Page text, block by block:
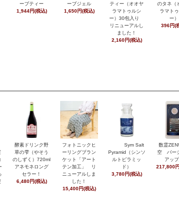
ーブティー
1,944円(税込)
ーブジェル
1,650円(税込)
ティー（オオヤ
ラマトゥルシ
ー）30包入り
リニューアルし
ました！
2,160円(税込)
のタネ（
ラマト
ー）
396円(
酵素ドリンク野
草の雫（やそう
のしずく）720ml
アネモネロング
セラー！
6,480円(税込)
フォトニックヒ
ーリングブラン
ケット「アート
テン加工」 リ
ニューアルしま
した！
15,400円(税込)
Sym Salt
Pyramid（シンソ
ルトピラミッ
ド）
3,780円(税込)
数霊
空 バー
アッ
217,800